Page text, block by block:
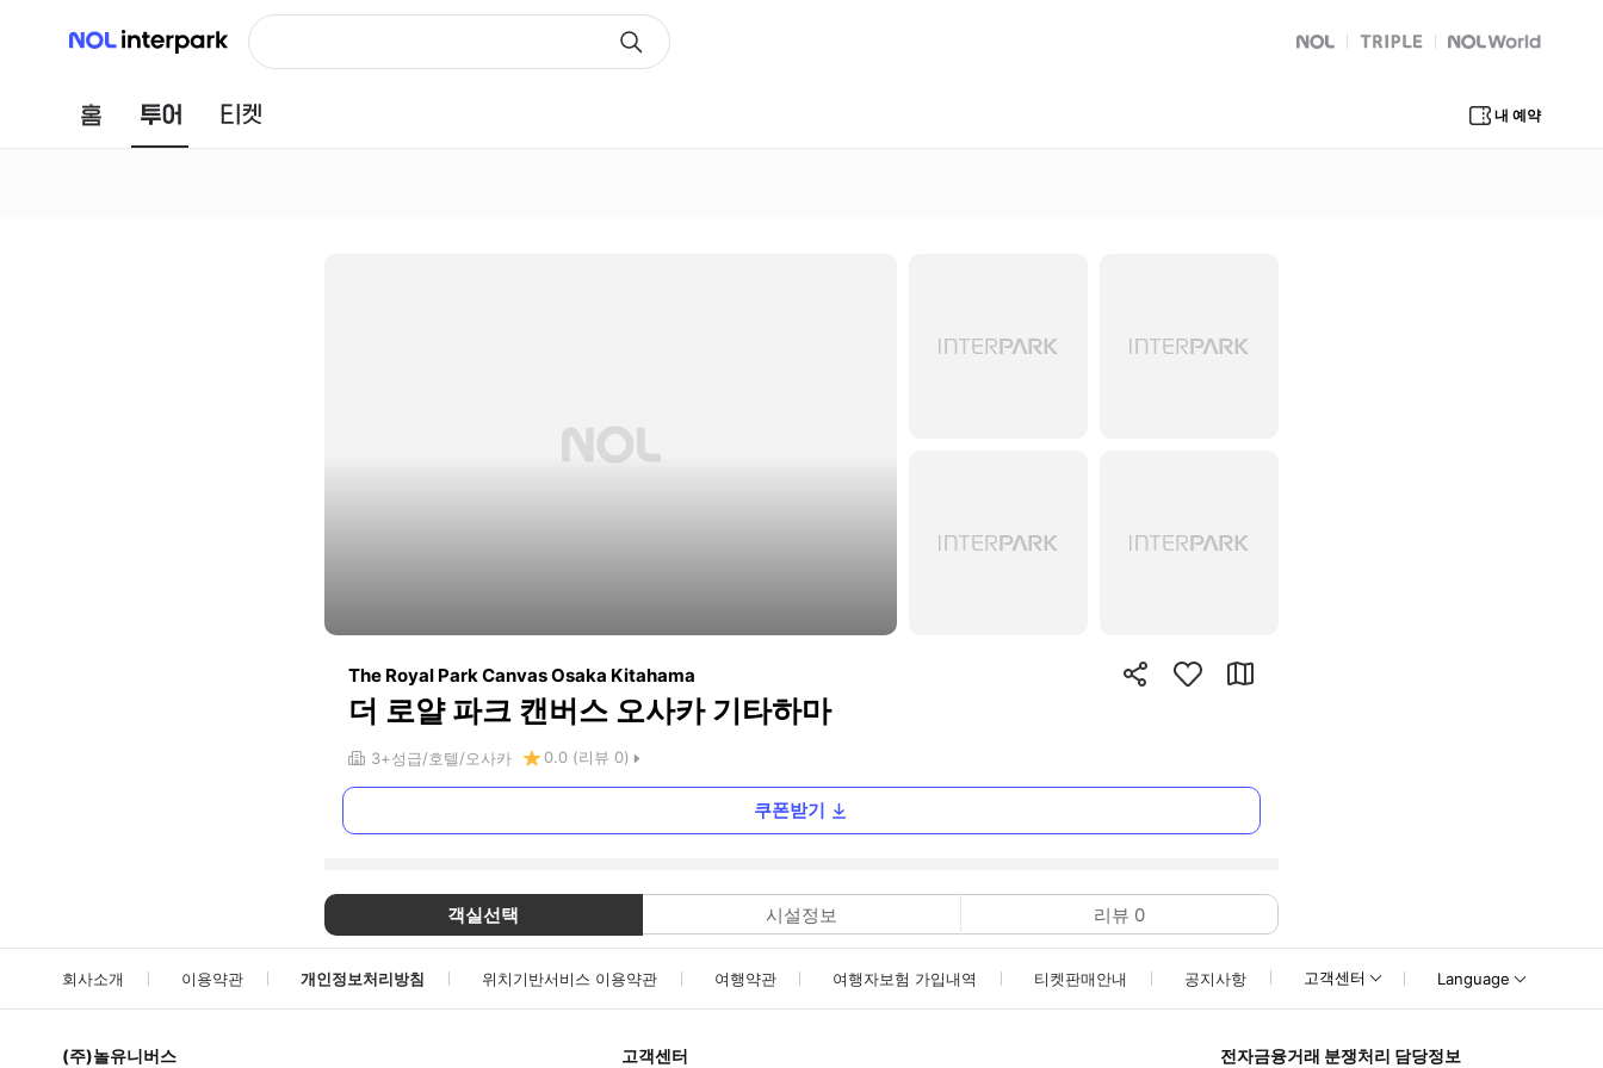
NOL 인터파크
NOL
트리플 Global Interpark
홈 투어 내 예약
The Royal Park Canvas Osaka Kitahama
더 로얄 파크 캔버스 오사카 기타하마
3+성급 호텔 오사카 0.0 (리뷰 0)
쿠폰받기
객실선택 시설정보 리뷰 0
회사소개 이용약관 개인정보처리방침 위치기반서비스 이용약관 여행약관 여행자보험 가입내역 티켓판매안내 공지사항 고객센터 Language
(주)놀유니버스 고객센터 전자금융거래 분쟁처리 담당정보